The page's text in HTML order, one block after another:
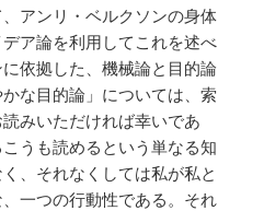
アンリ・ベルクソンの身体
ア論を利用してこれを述べ
依拠した、機械論と目的論
な目的論」については、索
みいただければ幸いであ
うも読めるという単なる知
、それなくしては私が私と
一つの行動性である。それ